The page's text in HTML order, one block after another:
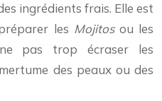
ingrédients frais. Elle est
les Mojitos ou les
pas trop écraser les
des peaux ou des